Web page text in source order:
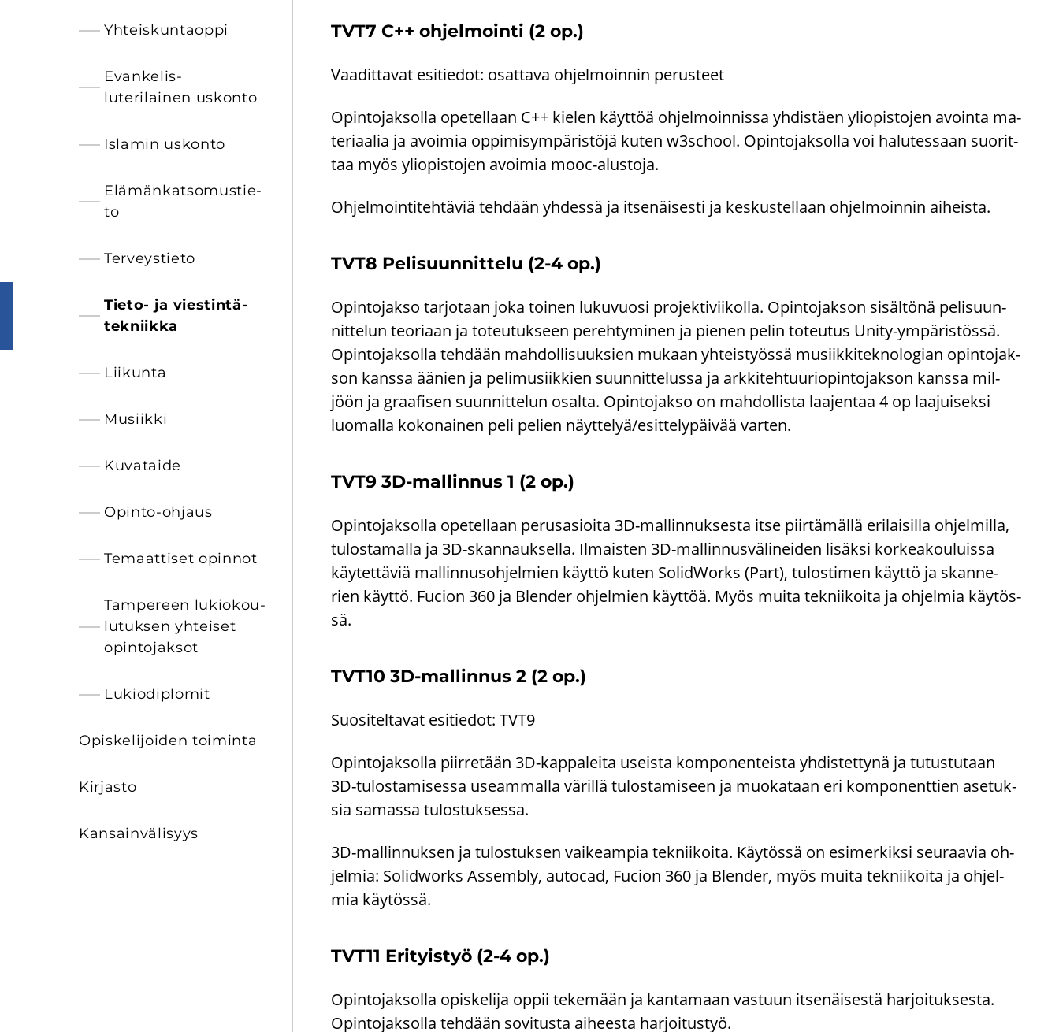
Yh­teis­kun­taop­pi
Evankelis-​
luterilainen us­kon­to
Is­la­min us­kon­to
Elä­män­kat­so­mus­tie­
to
Ter­veys­tie­to
Tieto-​ ja vies­tin­tä­
tek­niik­ka
Lii­kun­ta
Musiik­ki
Ku­va­tai­de
Opinto-​ohjaus
Te­maat­ti­set opin­not
Tam­pe­reen lu­kio­kou­
lu­tuk­sen yh­tei­set
opin­to­jak­sot
Lu­kio­diplo­mit
Opis­ke­li­joi­den toi­min­ta
Kir­jas­to
Kan­sain­vä­li­syys
TVT7 C++ oh­jel­moin­ti (2 op.)
Vaa­dit­ta­vat esi­tie­dot: osat­ta­va oh­jel­moin­nin pe­rus­teet
Opin­to­jak­sol­la ope­tel­laan C++ kie­len käyt­töä oh­jel­moin­nis­sa yh­dis­täen yli­opis­to­jen avoin­ta ma­
te­ri­aa­lia ja avoi­mia op­pi­mi­sym­pä­ris­tö­jä kuten w3school. Opin­to­jak­sol­la voi ha­lu­tes­saan suo­rit­
taa myös yli­opis­to­jen avoi­mia mooc-​alustoja.
Oh­jel­moin­ti­teh­tä­viä teh­dään yh­des­sä ja it­se­näi­ses­ti ja kes­kus­tel­laan oh­jel­moin­nin ai­heis­ta.
TVT8 Pe­li­suun­nit­te­lu (2-4 op.)
Opin­to­jak­so tar­jo­taan joka toi­nen lu­ku­vuo­si pro­jek­ti­vii­kol­la. Opin­to­jak­son si­säl­tö­nä pe­li­suun­
nit­te­lun teo­ri­aan ja to­teu­tuk­seen pe­reh­ty­mi­nen ja pie­nen pelin to­teu­tus Unity-​ympäristössä.
Opin­to­jak­sol­la teh­dään mah­dol­li­suuk­sien mu­kaan yh­teis­työs­sä musiik­ki­tek­no­lo­gian opin­to­jak­
son kans­sa ää­nien ja pe­li­musiik­kien suun­nit­te­lus­sa ja ark­ki­teh­tuu­rio­pin­to­jak­son kans­sa mil­
jöön ja graa­fi­sen suun­nit­te­lun osal­ta. Opin­to­jak­so on mah­dol­lis­ta laa­jen­taa 4 op laa­jui­sek­si
luo­mal­la ko­ko­nai­nen peli pe­lien näyt­te­lyä/esit­te­ly­päi­vää var­ten.
TVT9 3D-​mallinnus 1 (2 op.)
Opin­to­jak­sol­la ope­tel­laan pe­rus­asioi­ta 3D-​mallinnuksesta itse piir­tä­mäl­lä eri­lai­sil­la oh­jel­mil­la,
tu­los­ta­mal­la ja 3D-​skannauksella. Il­mais­ten 3D-​mallinnusvälineiden li­säk­si kor­kea­kou­luis­sa
käy­tet­tä­viä mal­lin­nus­oh­jel­mien käyt­tö kuten SolidWorks (Part), tu­los­ti­men käyt­tö ja skan­ne­
rien käyt­tö. Fucion 360 ja Blen­der oh­jel­mien käyt­töä. Myös muita tek­nii­koi­ta ja oh­jel­mia käy­tös­
sä.
TVT10 3D-​mallinnus 2 (2 op.)
Suo­si­tel­ta­vat esi­tie­dot: TVT9
Opin­to­jak­sol­la piir­re­tään 3D-​kappaleita useis­ta kom­po­nen­teis­ta yh­dis­tet­ty­nä ja tu­tus­tu­taan
3D-​tulostamisessa useam­mal­la vä­ril­lä tu­los­ta­mi­seen ja muo­ka­taan eri kom­po­nent­tien ase­tuk­
sia sa­mas­sa tu­los­tuk­ses­sa.
3D-​mallinnuksen ja tu­los­tuk­sen vai­keam­pia tek­nii­koi­ta. Käy­tös­sä on esi­mer­kik­si seu­raa­via oh­
jel­mia: Solidworks As­sembly, au­tocad, Fucion 360 ja Blen­der, myös muita tek­nii­koi­ta ja oh­jel­
mia käy­tös­sä.
TVT11 Eri­tyis­työ (2-4 op.)
Opin­to­jak­sol­la opis­ke­li­ja oppii te­ke­mään ja kan­ta­maan vas­tuun it­se­näi­ses­tä har­joi­tuk­ses­ta.
Opin­to­jak­sol­la teh­dään so­vi­tus­ta ai­hees­ta har­joi­tus­työ.